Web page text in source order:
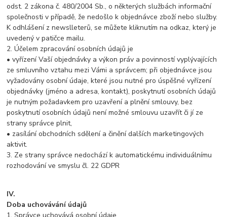
odst. 2 zákona č. 480/2004 Sb., o některých službách informační
společnosti v případě, že nedošlo k objednávce zboží nebo služby.
K odhlášení z newslleterů, se můžete kliknutím na odkaz, který je
uvedený v patičce mailu.
2. Účelem zpracování osobních údajů je
• vyřízení Vaší objednávky a výkon práv a povinností vyplývajících
ze smluvního vztahu mezi Vámi a správcem; při objednávce jsou
vyžadovány osobní údaje, které jsou nutné pro úspěšné vyřízení
objednávky (jméno a adresa, kontakt), poskytnutí osobních údajů
je nutným požadavkem pro uzavření a plnění smlouvy, bez
poskytnutí osobních údajů není možné smlouvu uzavřít či jí ze
strany správce plnit,
• zasílání obchodních sdělení a činění dalších marketingových
aktivit.
3. Ze strany správce nedochází k automatickému individuálnímu
rozhodování ve smyslu čl. 22 GDPR
IV.
Doba uchovávání údajů
1. Správce uchovává osobní údaje